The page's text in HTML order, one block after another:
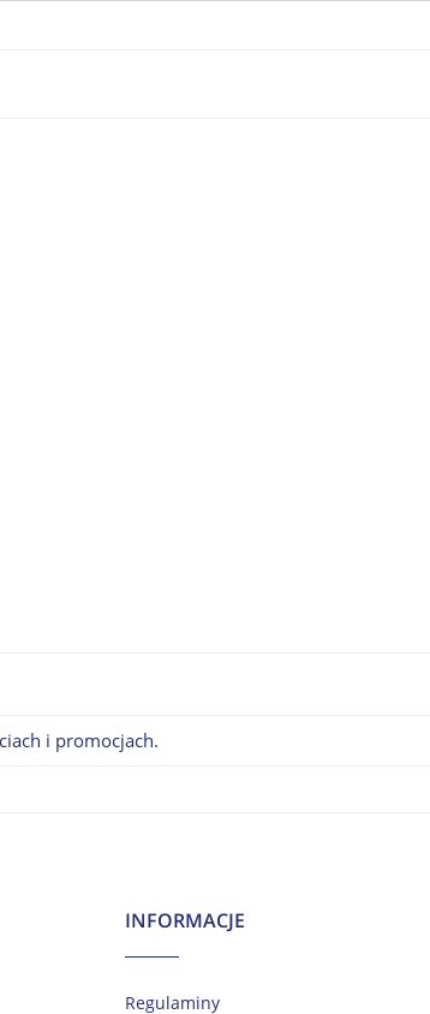
i promocjach.
INFORMACJE
Regulaminy